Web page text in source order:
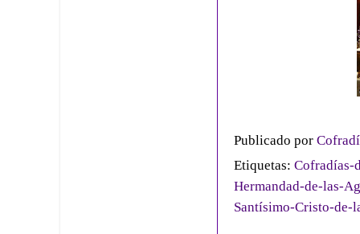
Publicado por
Etiquetas: Cofradías-
Hermandad-de-las-
Santísimo-Cristo-de-